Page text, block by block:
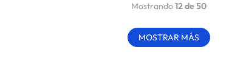
Mostrando12 de 50
MOSTRAR MÁS